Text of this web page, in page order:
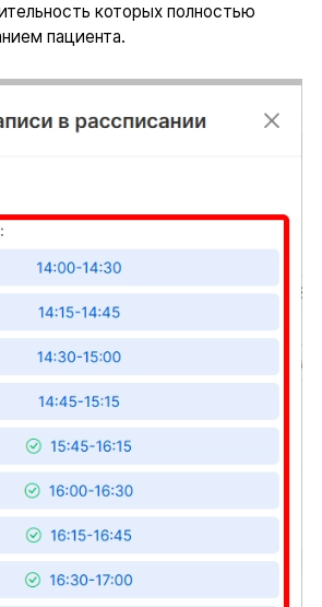
которых полностью
пациента.